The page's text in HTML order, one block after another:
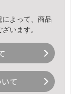
よって、商品
います。
て